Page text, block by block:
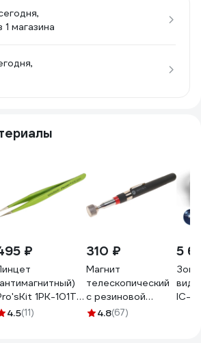
1 магазина
₽
1PK-101T
4.5(11)
310 ₽
Магнит
телескопический
с резиновой
ручкой Эврика до
4.8(67)
5
IC-